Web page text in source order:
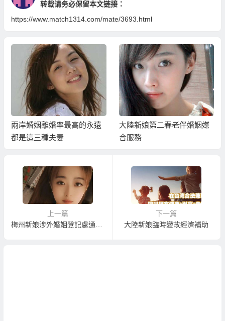
转载请务必保留本文链接：
https://www.match1314.com/mate/3693.html
兩岸婚姻離婚率最高的永遠
都是這三種夫妻
大陸新娘第二春老伴婚姻媒
合服務
上一篇
下一篇
大陸新娘臨時變故經濟補助